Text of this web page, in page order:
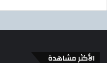
الأكثر مشاهدة